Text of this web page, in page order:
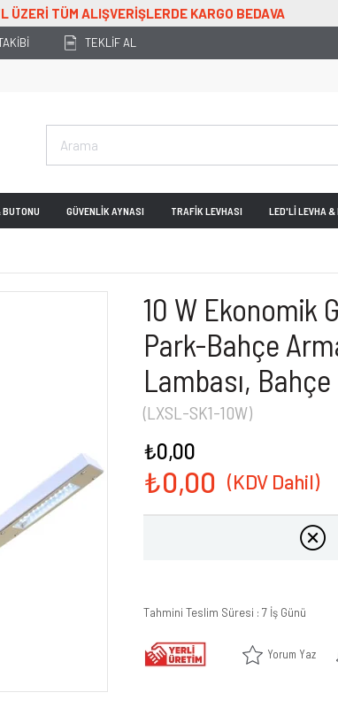
KARGO BEDAVA
TEKLİF AL
GÜVENLİK AYNASI TRAFİK LEVHASI LED'Lİ LEVHA &
10 W Ekonomik
Park-Bahçe
Lambası,
(LXSL-SK1-10W)
₺0,00
₺0,00
Tahmini Teslim Süresi : 7 İş Günü
Yorum Yaz